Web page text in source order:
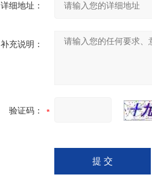
详细地址：
补充说明：
验证码：